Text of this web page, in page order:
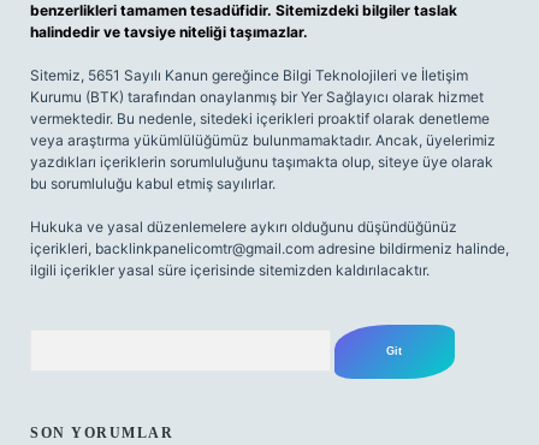
benzerlikleri tamamen tesadüfidir. Sitemizdeki bilgiler taslak
halindedir ve tavsiye niteliği taşımazlar.
Sitemiz, 5651 Sayılı Kanun gereğince Bilgi Teknolojileri ve İletişim
Kurumu (BTK) tarafından onaylanmış bir Yer Sağlayıcı olarak hizmet
vermektedir. Bu nedenle, sitedeki içerikleri proaktif olarak denetleme
veya araştırma yükümlülüğümüz bulunmamaktadır. Ancak, üyelerimiz
yazdıkları içeriklerin sorumluluğunu taşımakta olup, siteye üye olarak
bu sorumluluğu kabul etmiş sayılırlar.
Hukuka ve yasal düzenlemelere aykırı olduğunu düşündüğünüz
içerikleri, backlinkpanelicomtr@gmail.com adresine bildirmeniz halinde,
ilgili içerikler yasal süre içerisinde sitemizden kaldırılacaktır.
SON YORUMLAR